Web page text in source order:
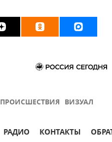
ПРОИСШЕСТВИЯ ВИЗУАЛ
РАДИО КОНТАКТЫ